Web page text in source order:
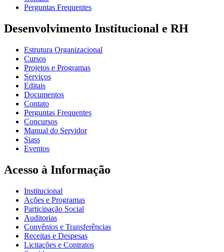
Perguntas Frequentes
Desenvolvimento Institucional e RH
Estrutura Organizacional
Cursos
Projetos e Programas
Serviços
Editais
Documentos
Contato
Perguntas Frequentes
Concursos
Manual do Servidor
Siass
Eventos
Acesso à Informação
Institucional
Ações e Programas
Participação Social
Auditorias
Convênios e Transferências
Receitas e Despesas
Licitações e Contratos